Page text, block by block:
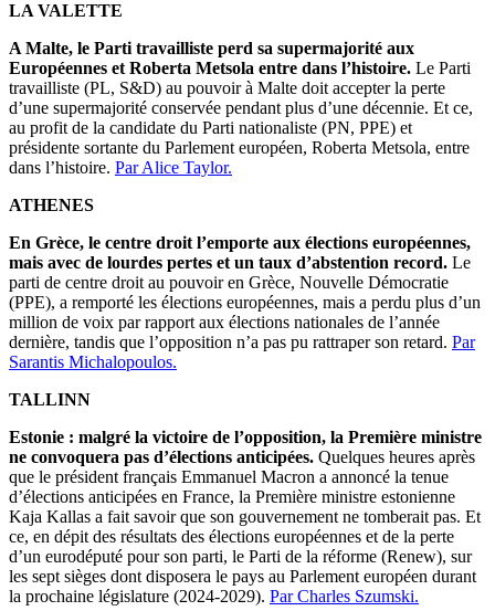
LA VALETTE
A Malte, le Parti travailliste perd sa supermajorité aux
Européennes et Roberta Metsola entre dans l’histoire. Le Parti
travailliste (PL, S&D) au pouvoir à Malte doit accepter la perte
d’une supermajorité conservée pendant plus d’une décennie. Et ce,
au profit de la candidate du Parti nationaliste (PN, PPE) et
présidente sortante du Parlement européen, Roberta Metsola, entre
dans l’histoire. Par Alice Taylor.
ATHENES
En Grèce, le centre droit l’emporte aux élections européennes,
mais avec de lourdes pertes et un taux d’abstention record. Le
parti de centre droit au pouvoir en Grèce, Nouvelle Démocratie
(PPE), a remporté les élections européennes, mais a perdu plus d’un
million de voix par rapport aux élections nationales de l’année
dernière, tandis que l’opposition n’a pas pu rattraper son retard. Par
Sarantis Michalopoulos.
TALLINN
Estonie : malgré la victoire de l’opposition, la Première ministre
ne convoquera pas d’élections anticipées. Quelques heures après
que le président français Emmanuel Macron a annoncé la tenue
d’élections anticipées en France, la Première ministre estonienne
Kaja Kallas a fait savoir que son gouvernement ne tomberait pas. Et
ce, en dépit des résultats des élections européennes et de la perte
d’un eurodéputé pour son parti, le Parti de la réforme (Renew), sur
les sept sièges dont disposera le pays au Parlement européen durant
la prochaine législature (2024-2029). Par Charles Szumski.